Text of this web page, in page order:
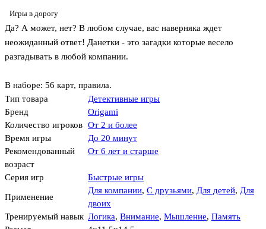
Игры в дорогу
Да? А может, нет? В любом случае, вас наверняка ждет
неожиданный ответ! Данетки - это загадки которые весело
разгадывать в любой компании.
В наборе: 56 карт, правила.
Тип товара
Детективные игры
Бренд
Origami
Количество игроков От 2 и более
Время игры
До 20 минут
Рекомендованный
возраст
От 6 лет и старше
Серия игр Быстрые игры
Применение
Для компании, С друзьями, Для детей, Для
двоих
Тренируемый навык Логика, Внимание, Мышление, Память